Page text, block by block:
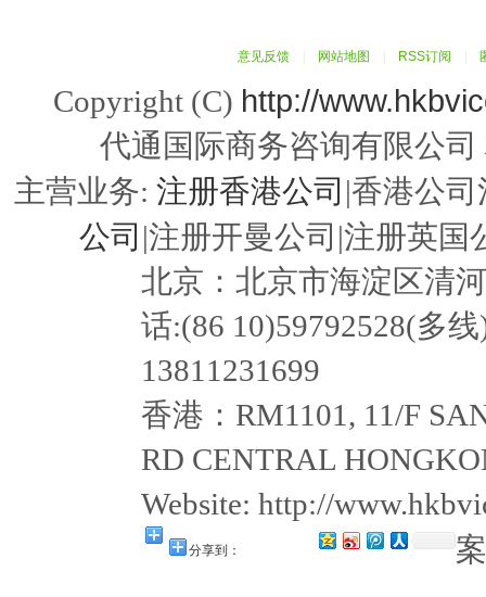
意见反馈 网站地图 RSS订阅
Copyright (C) http://
代通国际商务咨询有限公
主营业务: 注册香港公司 |香港公
公司 |注册开曼公司|注册英
北京：北京市海淀区清
话:(86 10)59792528(多
13811231699
香港：RM1101, 11/F
RD CENTRAL
Website: http://
分享到：